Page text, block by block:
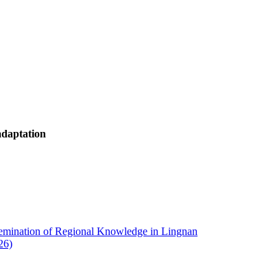
of Regional Knowledge in Lingnan